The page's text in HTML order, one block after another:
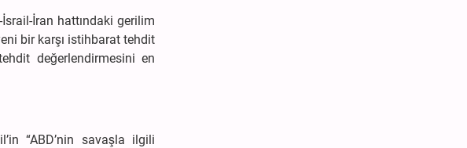
İsrail-İran hattındaki gerilim
bir karşı istihbarat tehdit
değerlendirmesini en
“ABD’nin savaşla ilgili